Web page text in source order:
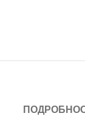
ПОДРОБНО